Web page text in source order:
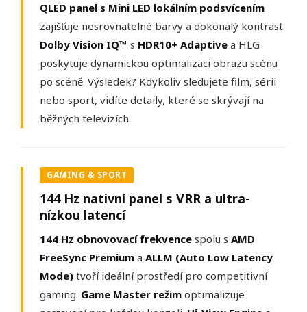
QLED panel s Mini LED lokálním podsvícením
zajišťuje nesrovnatelné barvy a dokonalý kontrast.
Dolby Vision IQ™ s HDR10+ Adaptive a HLG
poskytuje dynamickou optimalizaci obrazu scénu
po scéně. Výsledek? Kdykoliv sledujete film, sérii
nebo sport, vidíte detaily, které se skrývají na
běžných televizích.
GAMING & SPORT
144 Hz nativní panel s VRR a ultra-
nízkou latencí
144 Hz obnovovací frekvence spolu s AMD
FreeSync Premium a ALLM (Auto Low Latency
Mode) tvoří ideální prostředí pro competitivní
gaming. Game Master režim optimalizuje